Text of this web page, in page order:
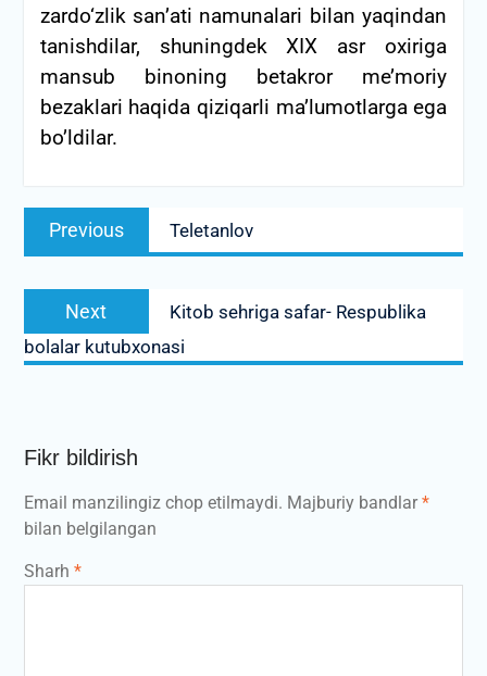
zardo‘zlik san’ati namunalari bilan yaqindan
tanishdilar, shuningdek XIX asr oxiriga
mansub binoning betakror me’moriy
bezaklari haqida qiziqarli ma’lumotlarga ega
bo’ldilar.
Post
menyusi
Previous
Previous
post:
Teletanlov
Next
Next
post:
Kitob sehriga safar- Respublika
bolalar kutubxonasi
Fikr bildirish
Email manzilingiz chop etilmaydi. Majburiy bandlar*
bilan belgilangan
Sharh *